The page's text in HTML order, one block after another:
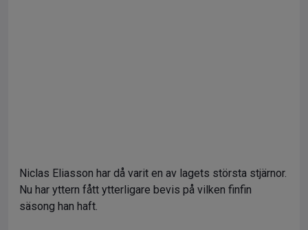
Niclas Eliasson har då varit en av lagets största stjärnor.
Nu har yttern fått ytterligare bevis på vilken finfin
säsong han haft.